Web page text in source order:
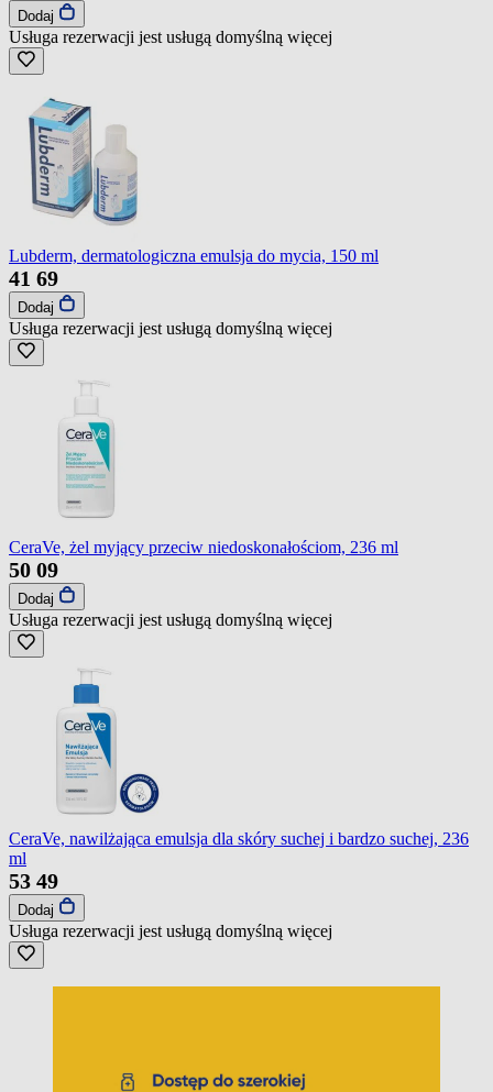
Dodaj
Usługa rezerwacji jest usługą domyślną więcej
Lubderm, dermatologiczna emulsja do mycia, 150 ml
41 69
Dodaj
Usługa rezerwacji jest usługą domyślną więcej
CeraVe, żel myjący przeciw niedoskonałościom, 236 ml
50 09
Dodaj
Usługa rezerwacji jest usługą domyślną więcej
CeraVe, nawilżająca emulsja dla skóry suchej i bardzo suchej, 236
ml
53 49
Dodaj
Usługa rezerwacji jest usługą domyślną więcej